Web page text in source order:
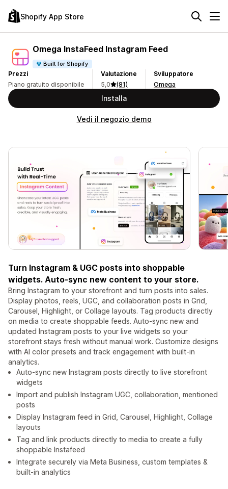
Shopify App Store
Omega InstaFeed Instagram Feed
Built for Shopify
Prezzi
Piano gratuito disponibile
Valutazione
5,0
(81)
Sviluppatore
Omega
Installa
Vedi il negozio demo
Turn Instagram & UGC posts into shoppable
widgets. Auto-sync new content to your store.
Bring Instagram to your storefront and turn posts into sales.
Display photos, reels, UGC, and collaboration posts in Grid,
Carousel, Highlight, or Collage layouts. Tag products directly
on media to create shoppable feeds. Auto-sync new and
updated Instagram posts to your live widgets so your
storefront stays fresh without manual work. Customize designs
with AI color presets and track engagement with built-in
analytics.
Auto-sync new Instagram posts directly to live storefront
widgets
Import and publish Instagram UGC, collaboration, mentioned
posts
Display Instagram feed in Grid, Carousel, Highlight, Collage
layouts
Tag and link products directly to media to create a fully
shoppable Instafeed
Integrate securely via Meta Business, custom templates &
built-in analytics